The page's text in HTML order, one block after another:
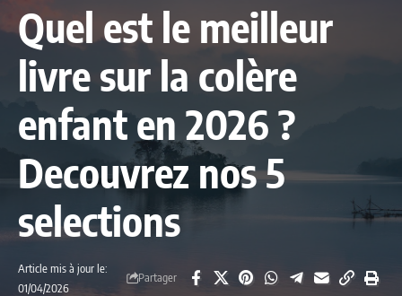
Quel est le meilleur
livre sur la colère
enfant en 2026 ?
Decouvrez nos 5
selections
Article mis à jour le:
01/04/2026
Partager